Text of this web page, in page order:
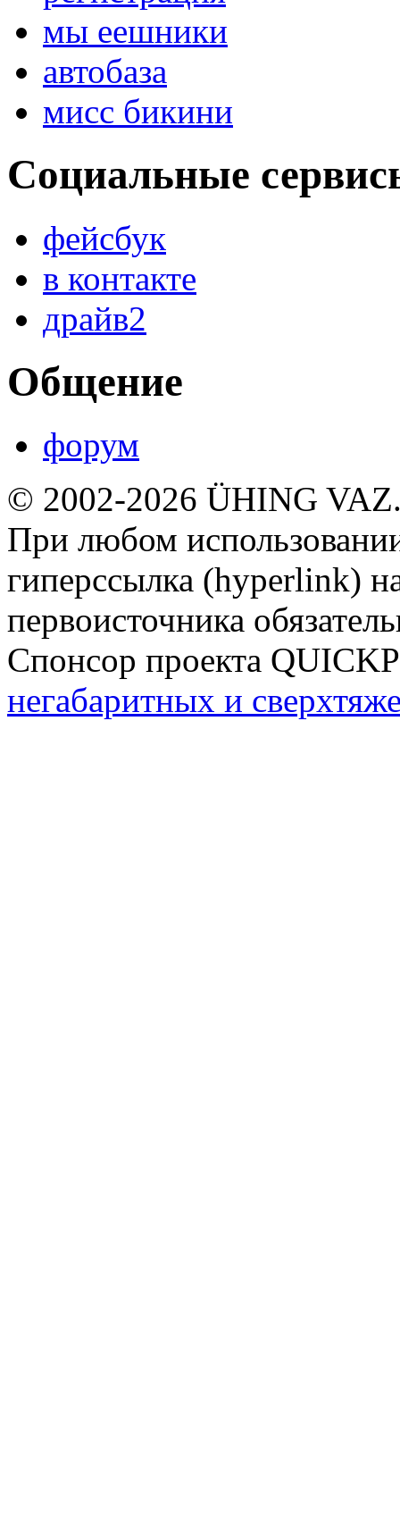
мы еешники
автобаза
мисс бикини
Социальные
фейсбук
в контакте
драйв2
Общение
форум
© 2002-2026 ÜHING
При любом
гиперссылка (hyperlink)
первоисточника
Спонсор проекта
негабаритных и